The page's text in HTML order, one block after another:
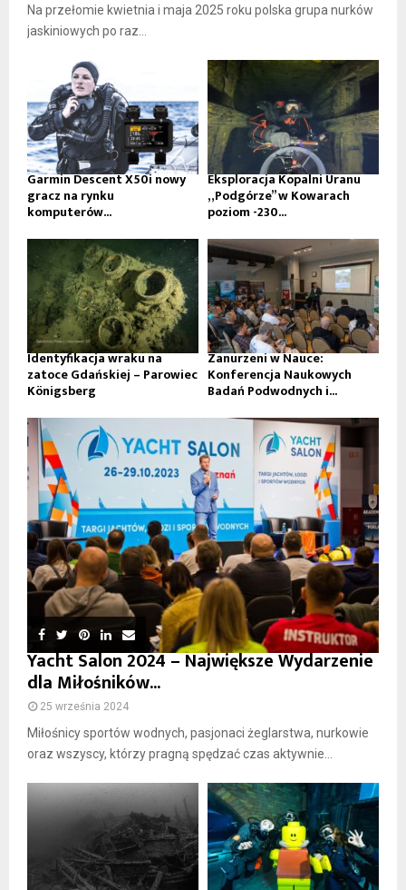
Na przełomie kwietnia i maja 2025 roku polska grupa nurków
jaskiniowych po raz...
Garmin Descent X50i nowy
gracz na rynku
komputerów...
Eksploracja Kopalni Uranu
„Podgórze” w Kowarach
poziom -230...
Identyfikacja wraku na
zatoce Gdańskiej – Parowiec
Königsberg
Zanurzeni w Nauce:
Konferencja Naukowych
Badań Podwodnych i...
Yacht Salon 2024 – Największe Wydarzenie
dla Miłośników...
25 września 2024
Miłośnicy sportów wodnych, pasjonaci żeglarstwa, nurkowie
oraz wszyscy, którzy pragną spędzać czas aktywnie...